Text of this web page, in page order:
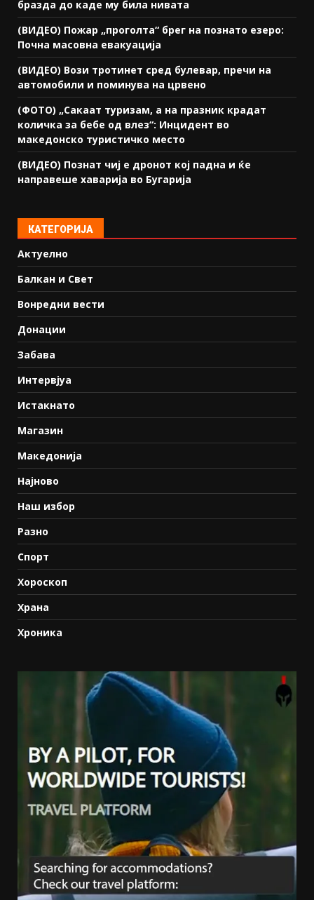
бразда до каде му била нивата
(ВИДЕО) Пожар „проголта“ брег на познато езеро:
Почна масовна евакуација
(ВИДЕО) Вози тротинет сред булевар, пречи на
автомобили и поминува на црвено
(ФОТО) „Сакаат туризам, а на празник крадат
количка за бебе од влез“: Инцидент во
македонско туристичко место
(ВИДЕО) Познат чиј е дронот кој падна и ќе
направеше хаварија во Бугарија
КАТЕГОРИЈА
Актуелно
Балкан и Свет
Вонредни вести
Донации
Забава
Интервјуа
Истакнато
Магазин
Македонија
Најново
Наш избор
Разно
Спорт
Хороскоп
Храна
Хроника